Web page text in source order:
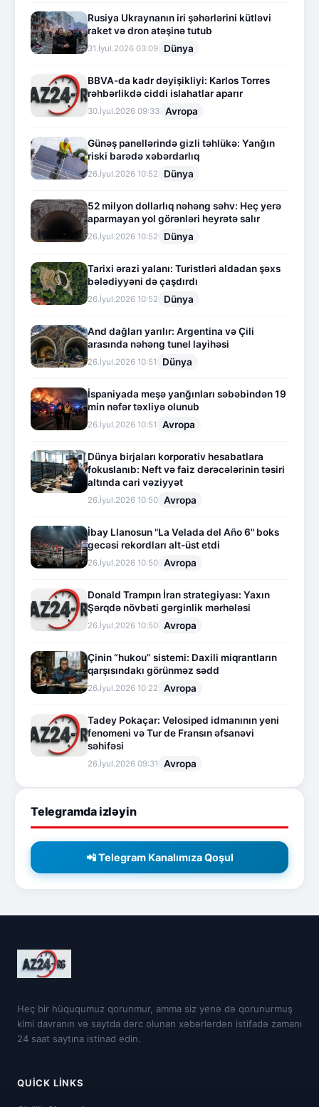
Rusiya Ukraynanın iri şəhərlərini kütləvi
raket və dron atəşinə tutub
31.İyul.2026 03:09 Dünya
BBVA-da kadr dəyişikliyi: Karlos Torres
rəhbərlikdə ciddi islahatlar aparır
30.İyul.2026 09:33 Avropa
Günəş panellərində gizli təhlükə: Yanğın
riski barədə xəbərdarlıq
26.İyul.2026 10:52 Dünya
52 milyon dollarlıq nəhəng səhv: Heç yerə
aparmayan yol görənləri heyrətə salır
26.İyul.2026 10:52 Dünya
Tarixi ərazi yalanı: Turistləri aldadan şəxs
bələdiyyəni də çaşdırdı
26.İyul.2026 10:52 Dünya
And dağları yarılır: Argentina və Çili
arasında nəhəng tunel layihəsi
26.İyul.2026 10:51 Dünya
İspaniyada meşə yanğınları səbəbindən 19
min nəfər təxliyə olunub
26.İyul.2026 10:51 Avropa
Dünya birjaları korporativ hesabatlara
fokuslanıb: Neft və faiz dərəcələrinin təsiri
altında cari vəziyyət
26.İyul.2026 10:50 Avropa
İbay Llanosun "La Velada del Año 6" boks
gecəsi rekordları alt-üst etdi
26.İyul.2026 10:50 Avropa
Donald Trampın İran strategiyası: Yaxın
Şərqdə növbəti gərginlik mərhələsi
26.İyul.2026 10:50 Avropa
Çinin “hukou” sistemi: Daxili miqrantların
qarşısındakı görünməz sədd
26.İyul.2026 10:22 Avropa
Tadey Pokaçar: Velosiped idmanının yeni
fenomeni və Tur de Fransın əfsanəvi
səhifəsi
26.İyul.2026 09:31 Avropa
Telegramda izləyin
📲 Telegram Kanalımıza Qoşul
Heç bir hüququmuz qorunmur, amma siz yenə də qorunurmuş
kimi davranın və saytda dərc olunan xəbərlərdən istifadə zamanı
24 saat saytına istinad edin.
QUICK LINKS